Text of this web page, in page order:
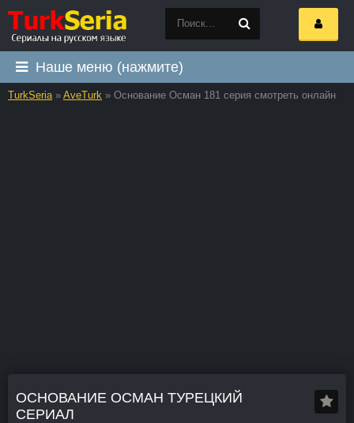
Наше меню (нажмите)
TurkSeria» AveTurk » Основание Осман 181 серия смотреть онлайн
ОСНОВАНИЕ ОСМАН ТУРЕЦКИЙ
СЕРИАЛ